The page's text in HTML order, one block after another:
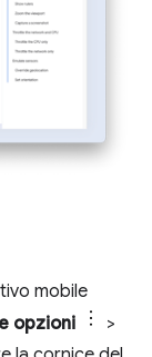
mobile
opzioni
>